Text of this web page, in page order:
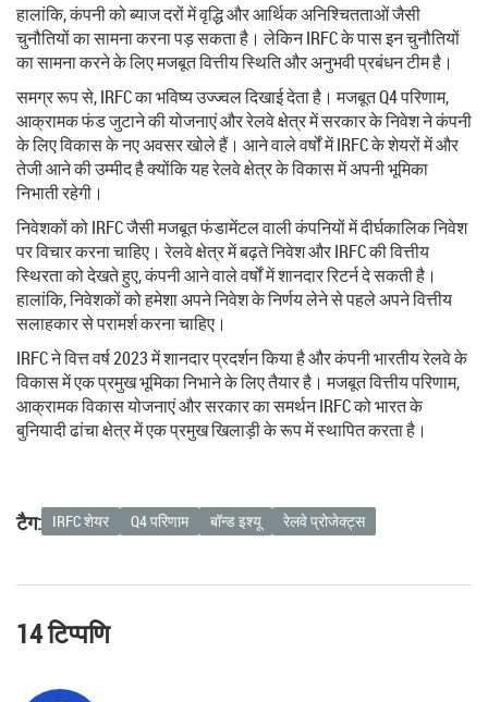
हालांकि, कंपनी को ब्याज दरों में वृद्धि और आर्थिक अनिश्चितताओं जैसी
चुनौतियों का सामना करना पड़ सकता है। लेकिन IRFC के पास इन चुनौतियों
का सामना करने के लिए मजबूत वित्तीय स्थिति और अनुभवी प्रबंधन टीम है।
समग्र रूप से, IRFC का भविष्य उज्ज्वल दिखाई देता है। मजबूत Q4 परिणाम,
आक्रामक फंड जुटाने की योजनाएं और रेलवे क्षेत्र में सरकार के निवेश ने कंपनी
के लिए विकास के नए अवसर खोले हैं। आने वाले वर्षों में IRFC के शेयरों में और
तेजी आने की उम्मीद है क्योंकि यह रेलवे क्षेत्र के विकास में अपनी भूमिका
निभाती रहेगी।
निवेशकों को IRFC जैसी मजबूत फंडामेंटल वाली कंपनियों में दीर्घकालिक निवेश
पर विचार करना चाहिए। रेलवे क्षेत्र में बढ़ते निवेश और IRFC की वित्तीय
स्थिरता को देखते हुए, कंपनी आने वाले वर्षों में शानदार रिटर्न दे सकती है।
हालांकि, निवेशकों को हमेशा अपने निवेश के निर्णय लेने से पहले अपने वित्तीय
सलाहकार से परामर्श करना चाहिए।
IRFC ने वित्त वर्ष 2023 में शानदार प्रदर्शन किया है और कंपनी भारतीय रेलवे के
विकास में एक प्रमुख भूमिका निभाने के लिए तैयार है। मजबूत वित्तीय परिणाम,
आक्रामक विकास योजनाएं और सरकार का समर्थन IRFC को भारत के
बुनियादी ढांचा क्षेत्र में एक प्रमुख खिलाड़ी के रूप में स्थापित करता है।
टैग: IRFC शेयर Q4 परिणाम बॉन्ड इश्यू रेलवे प्रोजेक्ट्स
14 टिप्पणि